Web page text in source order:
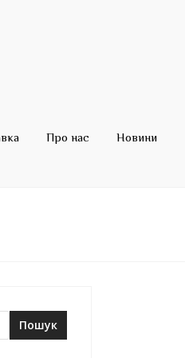
Про нас Новини
Пошук